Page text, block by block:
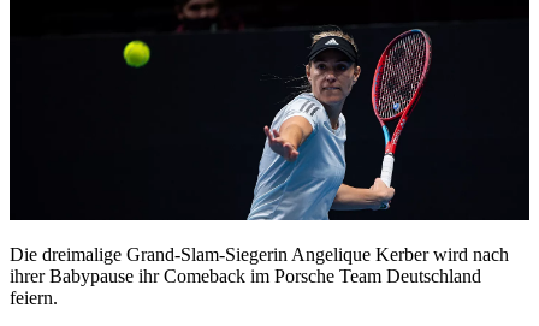
Die dreimalige Grand-Slam-Siegerin Angelique Kerber wird nach
ihrer Babypause ihr Comeback im Porsche Team Deutschland
feiern.